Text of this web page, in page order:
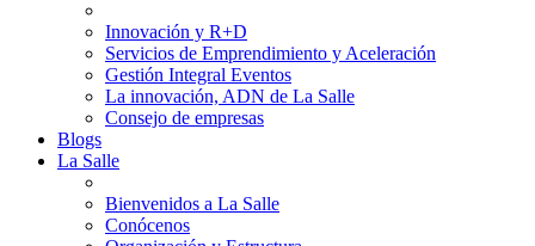
Innovación y R+D
Servicios de Emprendimiento y Aceleración
Gestión Integral Eventos
La innovación, ADN de La Salle
Consejo de empresas
Blogs
La Salle
Bienvenidos a La Salle
Conócenos